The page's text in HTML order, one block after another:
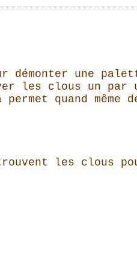
démonter une
les clous un par
quand même
les clous